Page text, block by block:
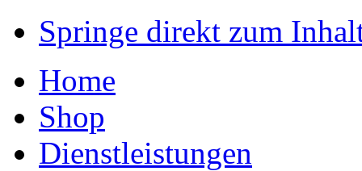
Springe direkt zum
Home
Shop
Dienstleistungen